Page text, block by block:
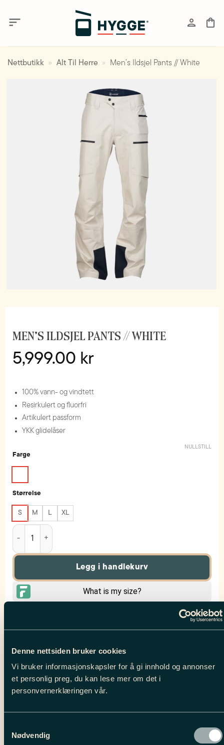
Denne nettsiden bruker cookies
Vi bruker informasjonskapsler for å gi innhold og annonser
et personlig preg, du kan lese mer om det i
personvernerklæringen vår.
Nødvendig
Nettbutikk » Alt Til Herre » Men’s Ildsjel Pants // White
MEN’S ILDSJEL PANTS // WHITE
5,999.00 kr
100% vann- og vindtett
Resirkulert og fluorfri
Artikulert passform
YKK glidelåser
Farge
Størrelse
S M L XL
NULLSTILL
Men's Ildsjel Pants // White antall
Legg i handlekurv